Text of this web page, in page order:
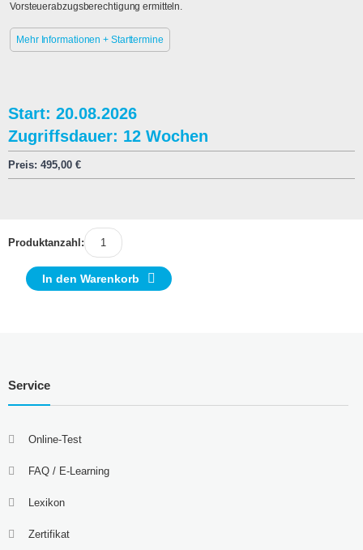
Vorsteuerabzugsberechtigung ermitteln.
Mehr Informationen + Starttermine
Start: 20.08.2026
Zugriffsdauer: 12 Wochen
Preis: 495,00 €
Produktanzahl:
In den Warenkorb
Service
Online-Test
FAQ / E-Learning
Lexikon
Zertifikat